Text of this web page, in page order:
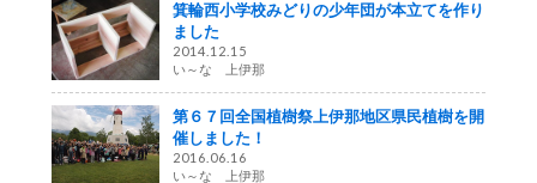
箕輪西小学校みどりの少年団が本立てを作り
ました
2014.12.15
い～な 上伊那
第６７回全国植樹祭上伊那地区県民植樹を開
催しました！
2016.06.16
い～な 上伊那